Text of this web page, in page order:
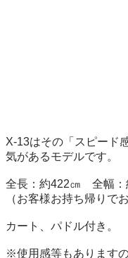
X-13はその「スピード
気があるモデルです。
全長：約422㎝　全幅：
（お客様お持ち帰りで
カート、パドル付き。
※使用感等もあります